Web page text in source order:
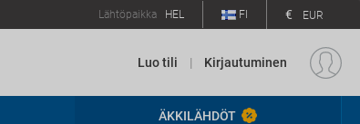
Lähtöpaikka HEL FI € EUR
Luo tili | Kirjautuminen
ÄKKILÄHDÖT